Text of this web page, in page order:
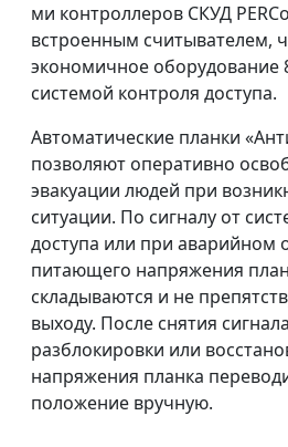
ми контроллеров СКУД
встроенным считывателем,
экономичное
системой контроля доступа.
Автоматические планки
позволяют оперативно
эвакуации людей при
ситуации. По сигналу от
доступа или при аварийном
питающего напряжения
складываются и не
выходу. После снятия
разблокировки или
напряжения планка
положение вручную.